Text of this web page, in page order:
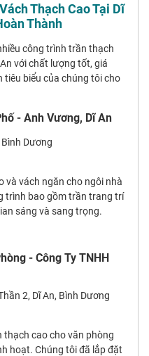
Thạch Cao Tại Dĩ
Thành
công trình trần thạch
với chất lượng tốt, giá
tiêu biểu của chúng tôi cho
- Anh Vương, Dĩ An
Bình Dương
và vách ngăn cho ngôi nhà
trình bao gồm trần trang trí
sáng và sang trọng.
- Công Ty TNHH
2, Dĩ An, Bình Dương
thạch cao cho văn phòng
hoạt. Chúng tôi đã lắp đặt